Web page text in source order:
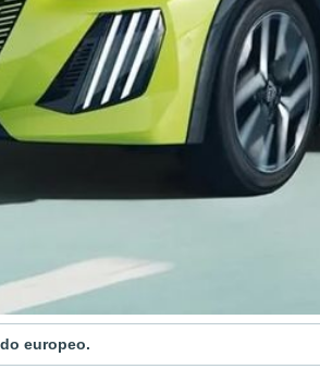
europeo.